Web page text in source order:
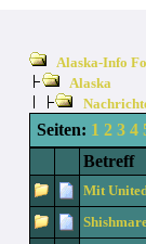
Alaska-Info
Alaska
Seiten: 1 2 3 4
Betreff
Mit